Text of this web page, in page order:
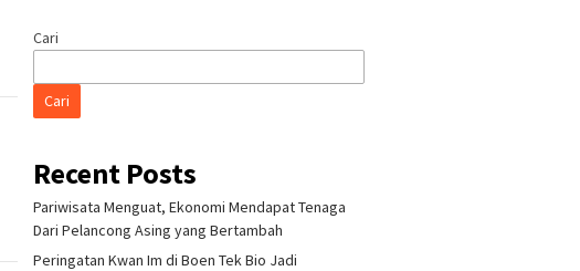
Cari
Cari
Recent Posts
Pariwisata Menguat, Ekonomi Mendapat Tenaga
Dari Pelancong Asing yang Bertambah
Peringatan Kwan Im di Boen Tek Bio Jadi